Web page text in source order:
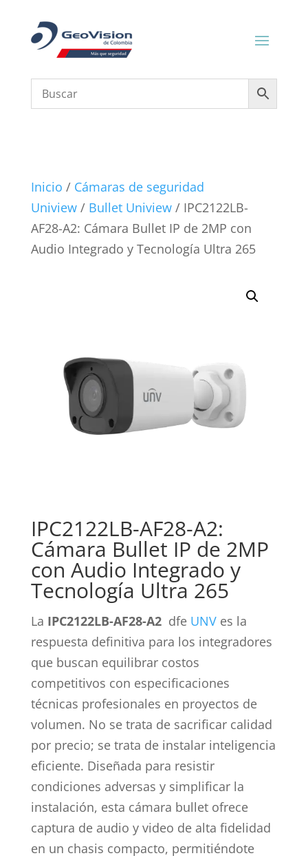
Inicio / Cámaras de seguridad
Uniview/ Bullet Uniview/ IPC2122LB-
AF28-A2: Cámara Bullet IP de 2MP con
Audio Integrado y Tecnología Ultra 265
IPC2122LB-AF28-A2:
Cámara Bullet IP de 2MP
con Audio Integrado y
Tecnología Ultra 265
La IPC2122LB-AF28-A2dfe UNVes la
respuesta definitiva para los integradores
que buscan equilibrar costos
competitivos con especificaciones
técnicas profesionales en proyectos de
volumen. No se trata de sacrificar calidad
por precio; se trata de instalar inteligencia
eficiente. Diseñada para resistir
condiciones adversas y simplificar la
instalación, esta cámara bullet ofrece
captura de audio y video de alta fidelidad
en un chasis compacto, permitiéndote